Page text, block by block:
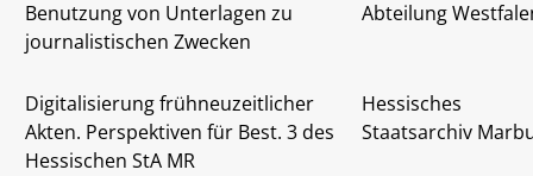
Benutzung von Unterlagen zu
journalistischen Zwecken
Abteilung
Digitalisierung frühneuzeitlicher
Akten. Perspektiven für Best. 3 des
Hessischen StA MR
Hessisches
Staatsarchiv